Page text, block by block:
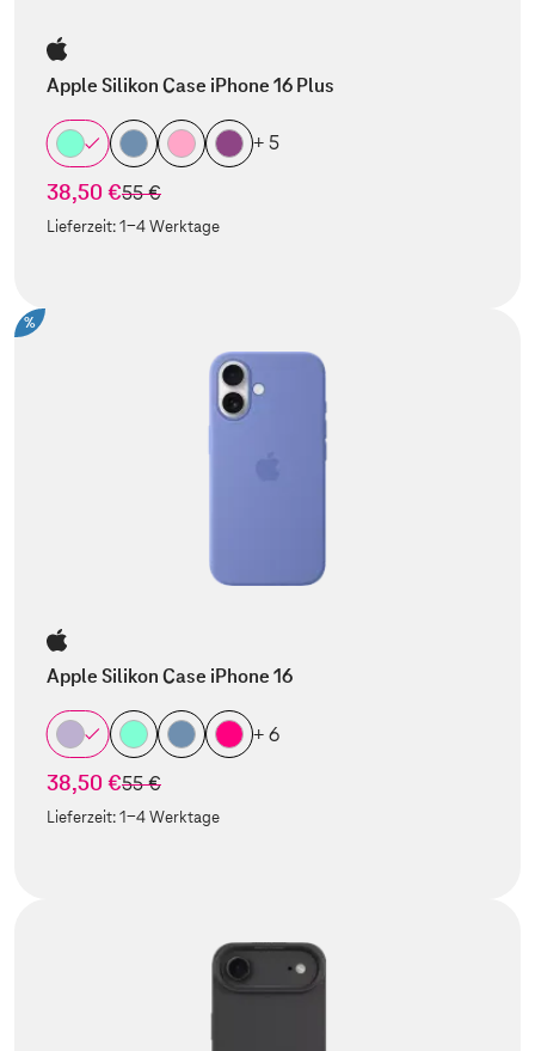
Apple Silikon Case iPhone 16 Plus
+ 5
38,50 €statt
55 €
Lieferzeit:1-4 Werktage
%
Apple Silikon Case iPhone 16
+ 6
38,50 €statt
55 €
Lieferzeit:1-4 Werktage